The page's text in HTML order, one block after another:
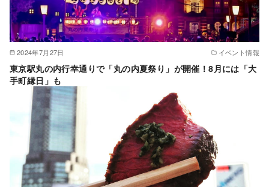
2024年7月27日 イベント情報
東京駅丸の内行幸通りで「丸の内夏祭り」が開催！8月には「大
手町縁日」も